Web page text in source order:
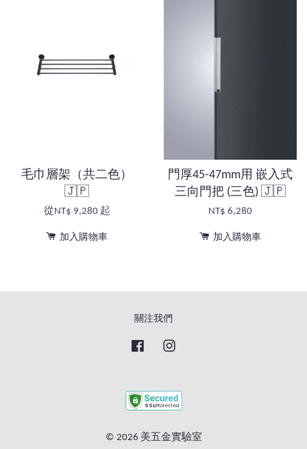
毛巾層架（共二色）
🇯🇵
從NT$ 9,280 起
加入購物車
門厚45-47mm用 嵌入式
三向門把 (三色) 🇯🇵
NT$ 6,280
加入購物車
關注我們
Facebook
© 2026 美五金實驗室